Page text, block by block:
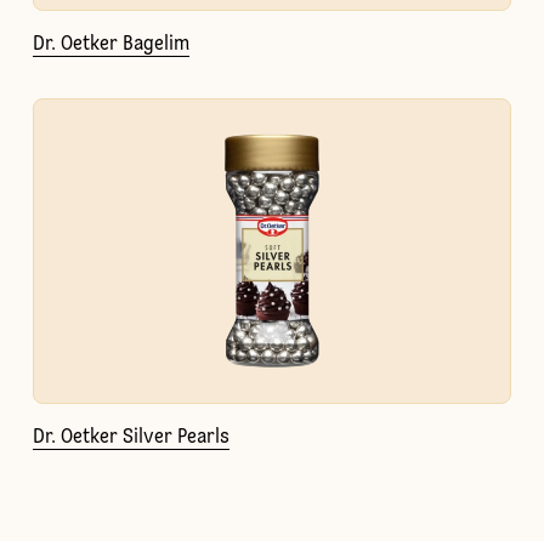
Dr. Oetker Bagelim
Dr. Oetker Silver Pearls